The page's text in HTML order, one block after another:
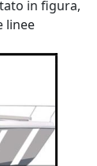
in figura,
linee